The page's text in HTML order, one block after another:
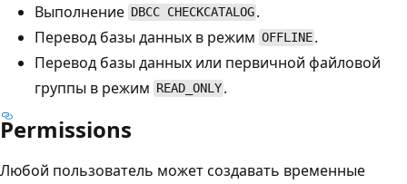
Выполнение DBCC CHECKCATALOG .
Перевод базы данных в режим OFFLINE .
Перевод базы данных или первичной файловой
группы в режим READ_ONLY .
Permissions
Любой пользователь может создавать временные